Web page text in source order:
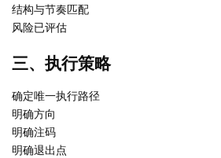
结构与节奏匹配
风险已评估
三、执行策略
确定唯一执行路径
明确方向
明确注码
明确退出点